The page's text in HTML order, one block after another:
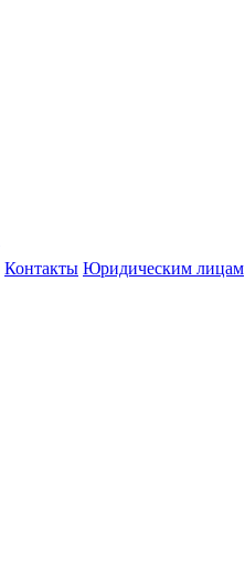
Контакты Юридическим лицам